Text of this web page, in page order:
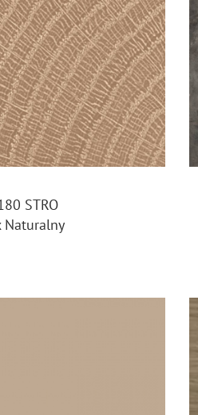
STRO
Naturalny